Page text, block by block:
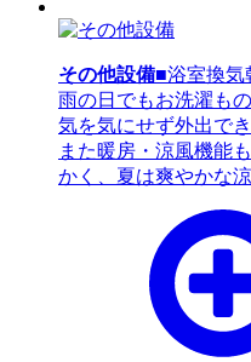
その他設備■浴室換気
雨の日でもお洗濯も
気を気にせず外出で
また暖房・涼風機能
かく、夏は爽やかな